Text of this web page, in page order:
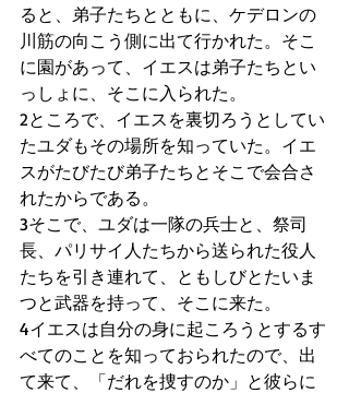
ると、弟子たちとともに、ケデロンの
川筋の向こう側に出て行かれた。そこ
に園があって、イエスは弟子たちとい
っしょに、そこに入られた。
2ところで、イエスを裏切ろうとしてい
たユダもその場所を知っていた。イエ
スがたびたび弟子たちとそこで会合さ
れたからである。
3そこで、ユダは一隊の兵士と、祭司
長、パリサイ人たちから送られた役人
たちを引き連れて、ともしびとたいま
つと武器を持って、そこに来た。
4イエスは自分の身に起ころうとするす
べてのことを知っておられたので、出
て来て、「だれを捜すのか」と彼らに